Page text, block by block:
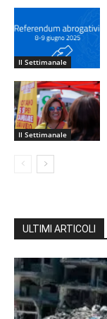
Il Settimanale
Il Settimanale
ULTIMI ARTICOLI